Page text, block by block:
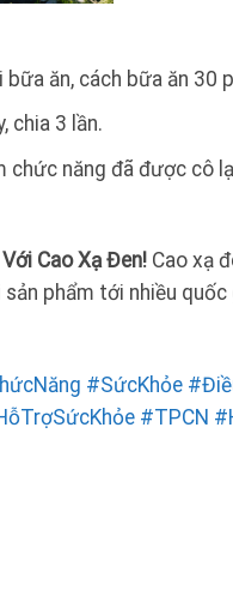
bữa ăn, cách bữa ăn 30
chia 3 lần.
chức năng đã được cô
Cao Xạ Đen! Cao xạ
phẩm tới nhiều
#SứcKhỏe
#TPCN